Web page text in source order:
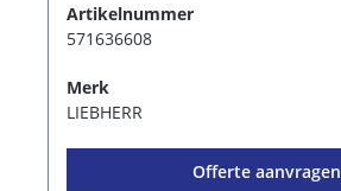
Artikelnummer
571636608
Merk
LIEBHERR
Offerte aanvragen